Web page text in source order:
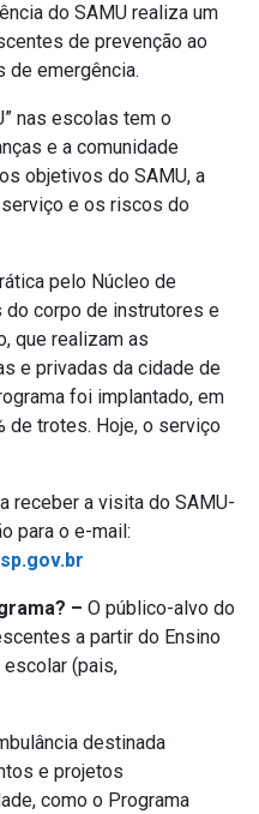
do SAMU realiza um
de prevenção ao
de emergência.
nas escolas tem o
e a comunidade
objetivos do SAMU, a
e os riscos do
pelo Núcleo de
do corpo de instrutores e
que realizam as
e privadas da cidade de
foi implantado, em
de trotes. Hoje, o serviço
receber a visita do SAMU-
para o e-mail:
– O público-alvo do
a partir do Ensino
escolar (pais,
destinada
e projetos
como o Programa